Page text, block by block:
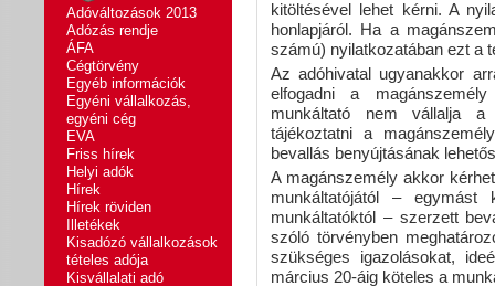
Adóváltozások 2013
Adózás rendje
ÁFA
Cégtörvény
Egyéb információk
Egyéni vállalkozás,
egyéni cég
EVA
Friss hírek
Helyi adók
Hírek
Hírek röviden
Illetékek
Kisadózó vállalkozások
tételes adója
Kisvállalati adó
kitöltésével lehet kérni. A
honlapjáról. Ha a
számú) nyilatkozatában ezt a
Az adóhivatal ugyanakkor
elfogadni a
munkáltató nem vállalja a
tájékoztatni a
bevallás benyújtásának
A magánszemély akkor
munkáltatójától – egymást
munkáltatóktól – szerzett
szóló törvényben
szükséges igazolásokat,
március 20-áig köteles a